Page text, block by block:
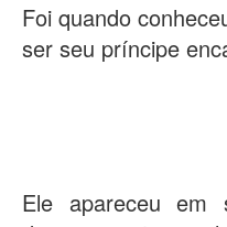
Foi quando
ser seu príncipe
Ele apareceu em